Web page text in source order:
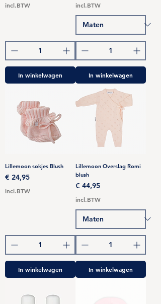
incl.BTW
In winkelwagen
incl.BTW
In winkelwagen
Lillemoon sokjes Blush
Prijs
€ 24,95
incl.BTW
In winkelwagen
Lillemoon Overslag Romi
blush
Prijs
€ 44,95
incl.BTW
In winkelwagen